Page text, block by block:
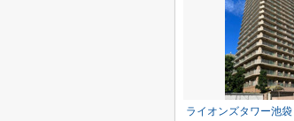
ライオンズタワー池袋